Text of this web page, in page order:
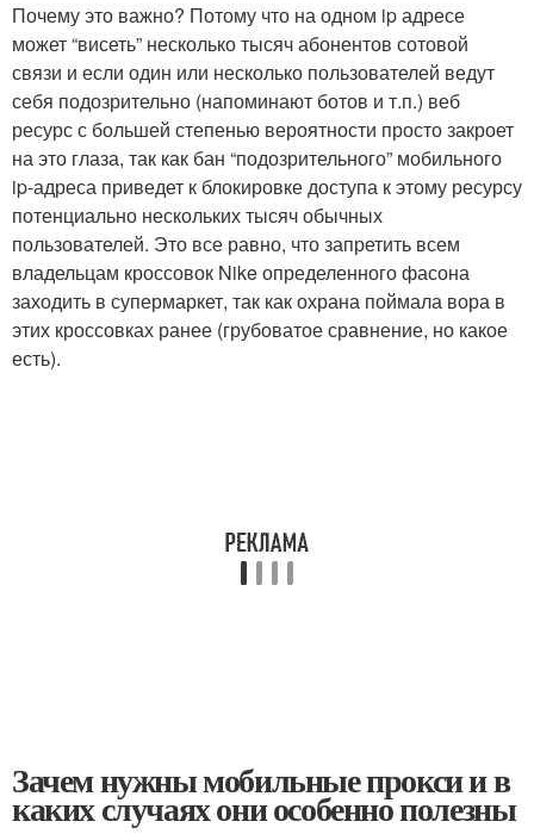
Почему это важно? Потому что на одном ip адресе
может “висеть” несколько тысяч абонентов сотовой
связи и если один или несколько пользователей ведут
себя подозрительно (напоминают ботов и т.п.) веб
ресурс с большей степенью вероятности просто закроет
на это глаза, так как бан “подозрительного” мобильного
ip-адреса приведет к блокировке доступа к этому ресурсу
потенциально нескольких тысяч обычных
пользователей. Это все равно, что запретить всем
владельцам кроссовок Nike определенного фасона
заходить в супермаркет, так как охрана поймала вора в
этих кроссовках ранее (грубоватое сравнение, но какое
есть).
Зачем нужны мобильные прокси и в
каких случаях они особенно полезны